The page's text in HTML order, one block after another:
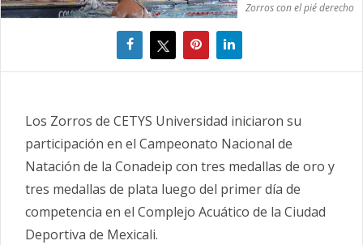
Zorros con el pié derecho
Los Zorros de CETYS Universidad iniciaron su
participación en el Campeonato Nacional de
Natación de la Conadeip con tres medallas de oro y
tres medallas de plata luego del primer día de
competencia en el Complejo Acuático de la Ciudad
Deportiva de Mexicali.